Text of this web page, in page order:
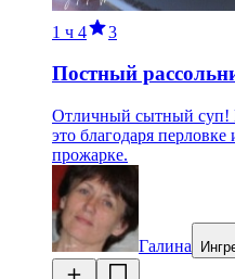
1 ч 4 3
Постный
Отличный сытный суп!
это благодаря перловке
прожарке.
Галина